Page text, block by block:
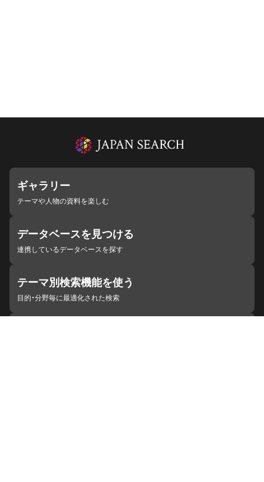
ギャラリー
テーマや人物の資料を楽しむ
データベースを見つける
連携しているデータベースを探す
テーマ別検索機能を使う
目的・分野毎に最適化された検索